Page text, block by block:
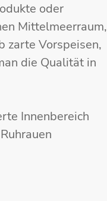
oder
Mittelmeerraum,
zarte Vorspeisen,
die Qualität in
Innenbereich